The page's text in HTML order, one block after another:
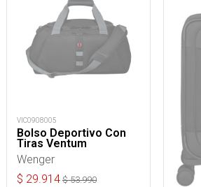
VIC0908005
Bolso Deportivo Con
Tiras Ventum
Wenger
$ 29.914 $53.990